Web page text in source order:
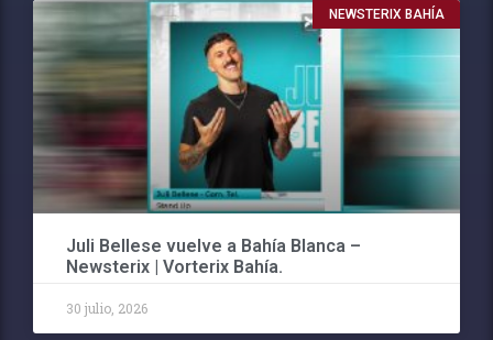
NEWSTERIX BAHÍA
Juli Bellese vuelve a Bahía Blanca –
Newsterix | Vorterix Bahía.
30 julio, 2026